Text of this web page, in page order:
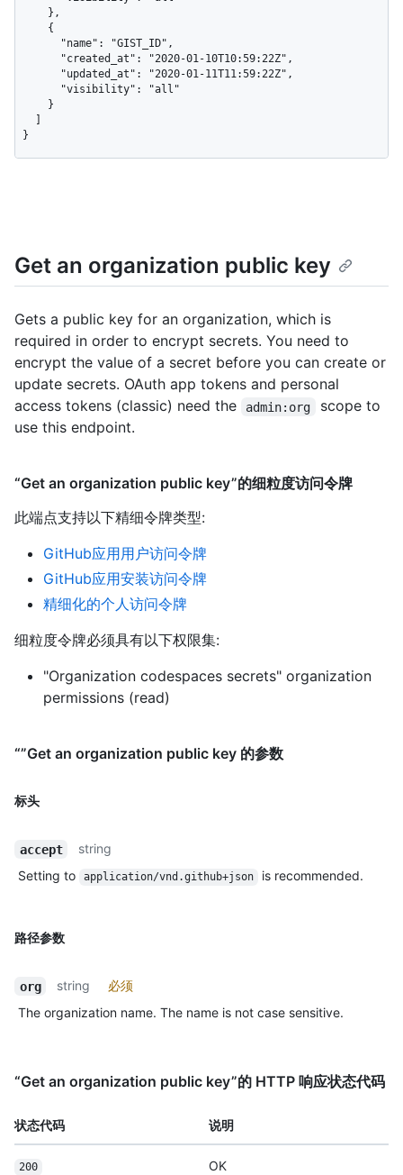
}
Get an organization public key
Gets a public key for an organization, which is
required in order to encrypt secrets. You need to
encrypt the value of a secret before you can create or
update secrets. OAuth app tokens and personal
access tokens (classic) need the
admin:org
scope to
use this endpoint.
“Get an organization public key”的细粒度访问令牌
此端点支持以下精细令牌类型:
GitHub应用用户访问令牌
GitHub应用安装访问令牌
精细化的个人访问令牌
细粒度令牌必须具有以下权限集:
"Organization codespaces secrets" organization
permissions (read)
“”Get an organization public key 的参数
标头
accept
string
Setting to
application/vnd.github+json is recommended.
路径参数
org string
必须
The organization name. The name is not case sensitive.
“Get an organization public key”的 HTTP 响应状态代码
状态代码 说明
200 OK